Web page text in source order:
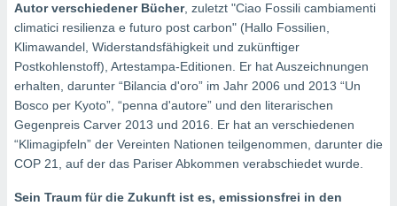
uns,
zu
Ihnen
stellen.
die
AKZEPTIEREN
UND
FORTFAHREN
EINSTELLUNGEN
Autor verschiedener Bücher, zuletzt "Ciao Fossili cambiamenti
climatici resilienza e futuro post carbon" (Hallo Fossilien,
Klimawandel, Widerstandsfähigkeit und zukünftiger
Postkohlenstoff), Artestampa-Editionen. Er hat Auszeichnungen
erhalten, darunter “Bilancia d'oro” im Jahr 2006 und 2013 “Un
Bosco per Kyoto”, “penna d'autore” und den literarischen
Gegenpreis Carver 2013 und 2016. Er hat an verschiedenen
“Klimagipfeln” der Vereinten Nationen teilgenommen, darunter die
COP 21, auf der das Pariser Abkommen verabschiedet wurde.
Sein Traum für die Zukunft ist es, emissionsfrei in den